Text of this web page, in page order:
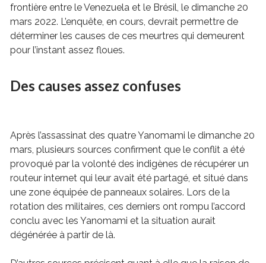
frontière entre le Venezuela et le Brésil, le dimanche 20
mars 2022. L’enquête, en cours, devrait permettre de
déterminer les causes de ces meurtres qui demeurent
pour l’instant assez floues.
Des causes assez confuses
Après l’assassinat des quatre Yanomami le dimanche 20
mars, plusieurs sources confirment que le conflit a été
provoqué par la volonté des indigènes de récupérer un
routeur internet qui leur avait été partagé, et situé dans
une zone équipée de panneaux solaires. Lors de la
rotation des militaires, ces derniers ont rompu l’accord
conclu avec les Yanomami et la situation aurait
dégénérée à partir de là.